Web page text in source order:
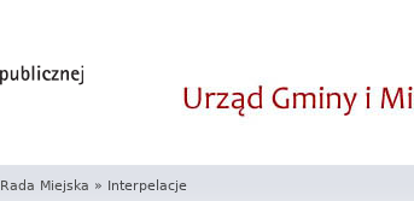
Rada Miejska » Interpelacje